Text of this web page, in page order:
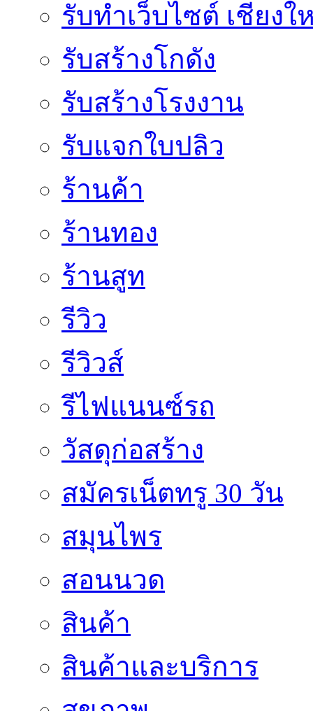
รับทำเว็บไซต์ เชียงใ
รับสร้างโกดัง
รับสร้างโรงงาน
รับแจกใบปลิว
ร้านค้า
ร้านทอง
ร้านสูท
รีวิว
รีวิวส์
รีไฟแนนซ์รถ
วัสดุก่อสร้าง
สมัครเน็ตทรู 30 วัน
สมุนไพร
สอนนวด
สินค้า
สินค้าและบริการ